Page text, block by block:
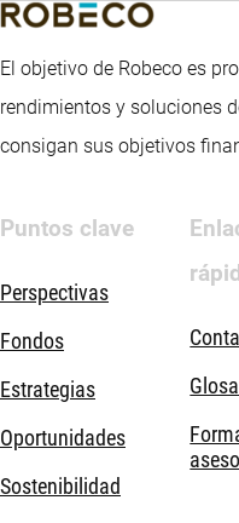
El objetivo de Robeco es
rendimientos y soluciones
consigan sus objetivos
Puntos clave
Perspectivas
Fondos
Estrategias
Oportunidades
Sostenibilidad